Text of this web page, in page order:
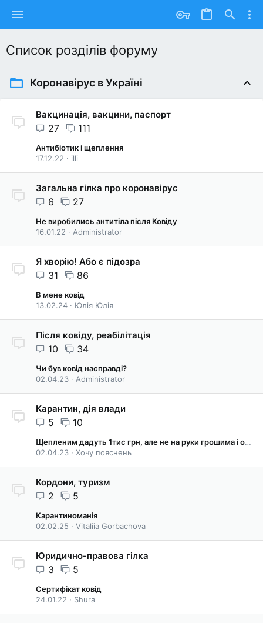
Список розділів форуму
Коронавірус в Україні
Вакцинація, вакцини, паспорт
27 111
Антибіотик і щеплення
17.12.22
illi
Загальна гілка про коронавірус
6 27
Не виробились антитіла після Ковіду
16.01.22
Administrator
Я хворію! Або є підозра
31 86
В мене ковід
13.02.24
Юлія Юлія
Після ковіду, реабілітація
10 34
Чи був ковід насправді?
02.04.23
Administrator
Карантин, дія влади
5 10
Щепленим дадуть 1тис грн, але не на руки грошима і обмежать її використання
02.04.23
Хочу пояснень
Кордони, туризм
2 5
Карантиноманія
02.02.25
Vitaliia Gorbachova
Юридично-правова гілка
3 5
Сертифікат ковід
24.01.22
Shura